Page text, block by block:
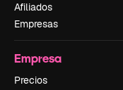
Afiliados
Empresas
Empresa
Precios